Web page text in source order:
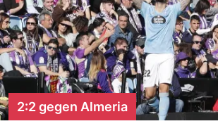
2:2 gegen Almeria